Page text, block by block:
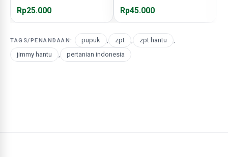
Rp25.000 Rp45.000
TAGS/PENANDAAN: pupuk , zpt , zpt hantu
,
jimmy hantu
, pertanian indonesia